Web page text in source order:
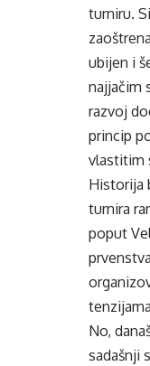
turniru.
ubijen i
najjačim
razvoj
princip
vlastitim
Historija
turnira
poput
No,
sadašnji